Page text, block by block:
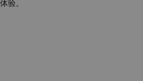
体验。